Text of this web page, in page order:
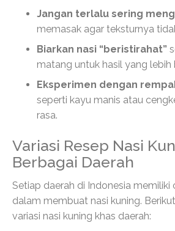
Jangan terlalu sering
memasak agar teksturnya
Biarkan nasi “beristirahat”
matang untuk hasil yang lebih
Eksperimen dengan
seperti kayu manis atau
rasa.
Variasi Resep Nasi
Berbagai Daerah
Setiap daerah di Indonesia memiliki
dalam membuat nasi kuning.
variasi nasi kuning khas daerah: